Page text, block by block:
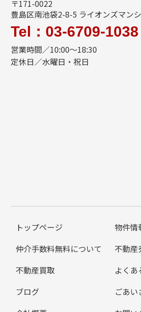
〒171-0022
豊島区南池袋2-8-5 ライオンズマン
Tel：03-6709-1038
営業時間／10:00～18:30
定休日／水曜日・祝日
トップページ
物件情
仲介手数料無料について
不動産
不動産買取
よくあ
ブログ
ごあい